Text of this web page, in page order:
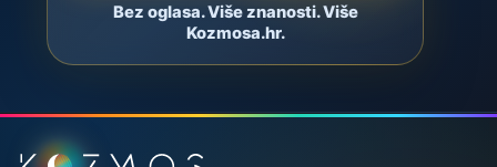
Bez oglasa. Više znanosti. Više
Kozmosa.hr.